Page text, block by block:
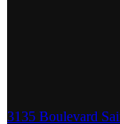
3135 Boulevard